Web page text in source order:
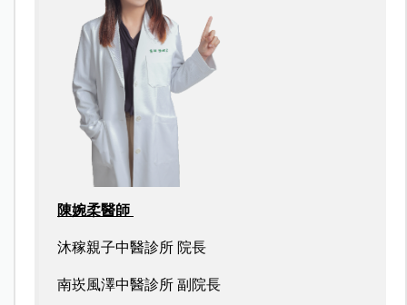
陳婉柔醫師
沐稼親子中醫診所 院長
南崁風澤中醫診所 副院長